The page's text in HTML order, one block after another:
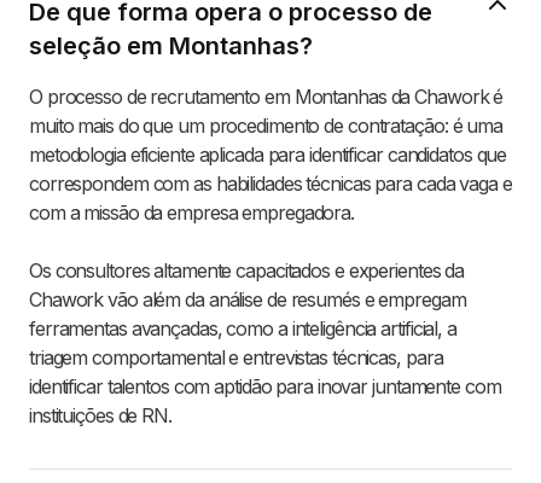
De que forma opera o processo de
seleção em Montanhas?
O processo de recrutamento em Montanhas da Chawork é
muito mais do que um procedimento de contratação: é uma
metodologia eficiente aplicada para identificar candidatos que
correspondem com as habilidades técnicas para cada vaga e
com a missão da empresa empregadora.
Os consultores altamente capacitados e experientes da
Chawork vão além da análise de resumés e empregam
ferramentas avançadas, como a inteligência artificial, a
triagem comportamental e entrevistas técnicas, para
identificar talentos com aptidão para inovar juntamente com
instituições de RN.